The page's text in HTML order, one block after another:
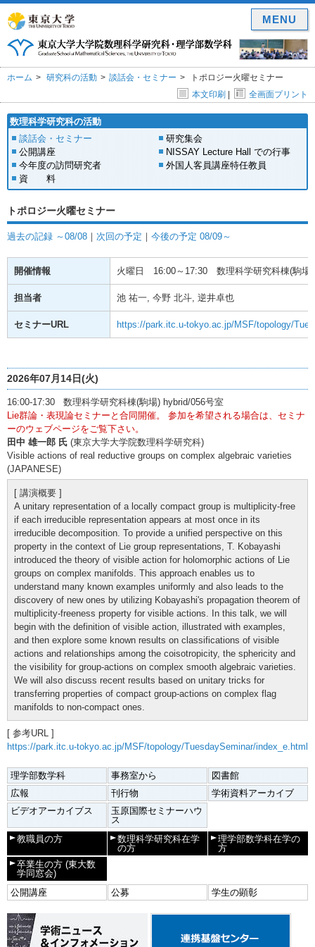
ホーム 研究科の活動 談話会・セミナー
トポロジー火曜セミナー
本文印刷 | 全画面プリント
数理科学研究科の活動
談話会・セミナー
研究集会
公開講座
NISSAY Lecture Hall での行事
今年度の訪問研究者
外国人客員講座特任教員
資 料
トポロジー火曜セミナー
過去の記録 ～08/08 ｜ 次回の予定 ｜ 今後の予定 08/09～
開催情報 火曜日 16:00～17:30 数理科学研究科棟(駒場
担当者 池 祐一, 今野 北斗, 逆井卓也
セミナーURL https://park.itc.u-tokyo.ac.jp/MSF/topology/
2026年07月14日(火)
16:00-17:30 数理科学研究科棟(駒場) hybrid/056号室
Lie群論・表現論セミナーと合同開催。 参加を希望される場合は、セミナ
ーのウェブページをご覧下さい。
田中 雄一郎 氏 (東京大学大学院数理科学研究科)
Visible actions of real reductive groups on complex algebraic varieties
(JAPANESE)
[ 講演概要 ]
A unitary representation of a locally compact group is multiplicity-free
if each irreducible representation appears at most once in its
irreducible decomposition. To provide a unified perspective on this
property in the context of Lie group representations, T. Kobayashi
introduced the theory of visible action for holomorphic actions of Lie
groups on complex manifolds. This approach enables us to
understand many known examples uniformly and also leads to the
discovery of new ones by utilizing Kobayashi's propagation theorem of
multiplicity-freeness property for visible actions. In this talk, we will
begin with the definition of visible action, illustrated with examples,
and then explore some known results on classifications of visible
actions and relationships among the coisotropicity, the sphericity and
the visibility for group-actions on complex smooth algebraic varieties.
We will also discuss recent results based on unitary tricks for
transferring properties of compact group-actions on complex flag
manifolds to non-compact ones.
[ 参考URL ]
https://park.itc.u-tokyo.ac.jp/MSF/topology/TuesdaySeminar/index_e.html
理学部数学科 事務室から
図書館
広報
刊行物
学術資料アーカイブ
ビデオアーカイブス
玉原国際セミナーハウ
ス
教職員の方
数理科学研究科在学
の方
理学部数学科在学の
方
卒業生の方 (東大数
学同窓会)
公開講座
公募 学生の顕彰
MENU